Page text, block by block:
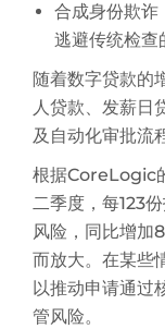
合成身份欺诈
逃避传统检查
随着数字贷款的
人贷款、发薪日
及自动化审批流
根据CoreLogic
二季度，每123
风险，同比增加
而放大。在某些
以推动申请通过
管风险。